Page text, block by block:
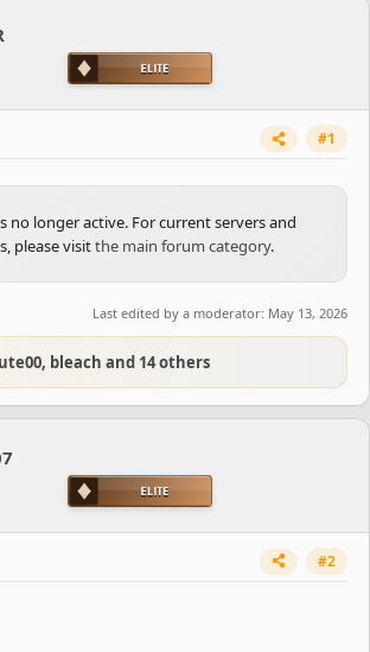
#1
no longer active. For current servers and
please visitthe main forum category.
Last edited by a moderator: May 13, 2026
, bleach and 14 others
#2